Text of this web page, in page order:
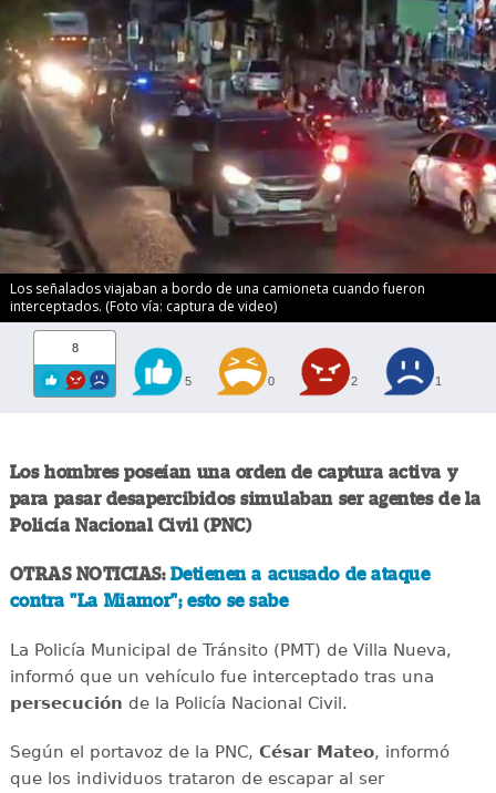
Los señalados viajaban a bordo de una camioneta cuando fueron
interceptados. (Foto vía: captura de video)
8
5 0 2 1
Los hombres poseían una orden de captura activa y
para pasar desapercibidos simulaban ser agentes de la
Policía Nacional Civil (PNC)
OTRAS NOTICIAS: Detienen a acusado de ataque
contra "La Miamor"; esto se sabe
La Policía Municipal de Tránsito (PMT) de Villa Nueva,
informó que un vehículo fue interceptado tras una
persecución de la Policía Nacional Civil.
Según el portavoz de la PNC, César Mateo, informó
que los individuos trataron de escapar al ser